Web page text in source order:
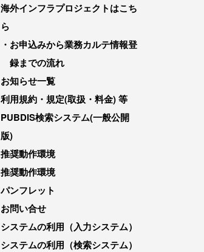
海外インフラプロジェクトはこち
ら
お申込みから業務カルテ情報登
録までの流れ
お知らせ一覧
利用規約・規定(取扱・料金) 等
PUBDIS検索システム(一般公開
版)
推奨動作環境
推奨動作環境
パンフレット
お問い合せ
システムの利用（入力システム）
システムの利用（検索システム）